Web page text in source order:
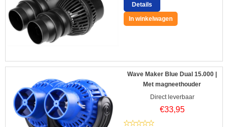
Details
In winkelwagen
Wave Maker Blue Dual 15.000 |
Met magneethouder
Direct leverbaar
€33,95